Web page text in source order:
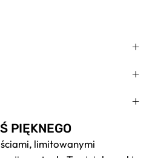
PIĘKNEGO
limitowanymi